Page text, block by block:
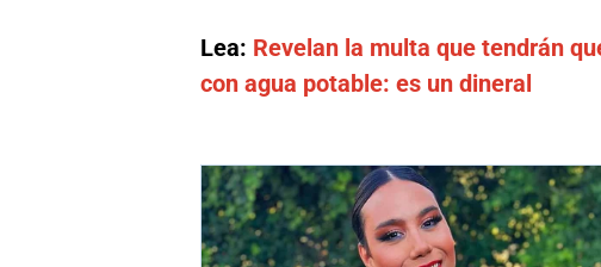
Lea: Revelan la multa que tendrán
con agua potable: es un dineral